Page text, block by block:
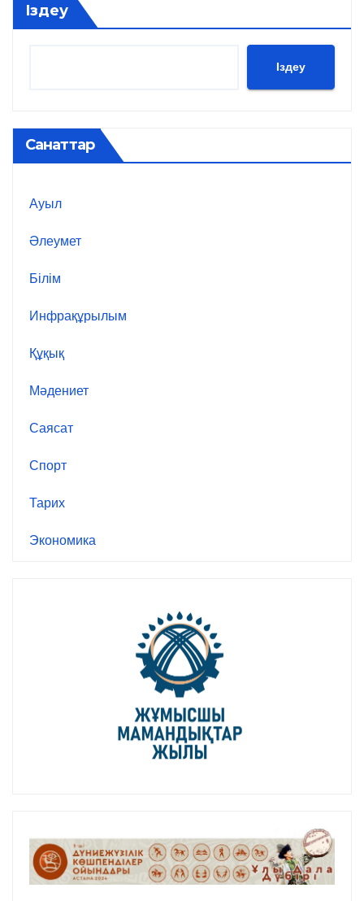
Іздеу
Іздеу
Санаттар
Ауыл
Әлеумет
Білім
Инфрақұрылым
Құқық
Мәдениет
Саясат
Спорт
Тарих
Экономика